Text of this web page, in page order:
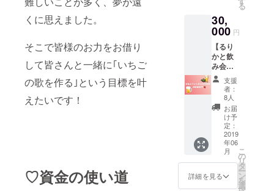
くに思えました。
そこで皆様のお力をお借り
して皆さんと一緒に｢いちご
の歌を作る｣という目標を叶
えたいです！
♡資金の使い道
場所に
ついて
の詳細
はメー
ルでお
知らせ
しま
す。
る
30,
000 円
【るり
かと飲
み会参
加券】
⚠︎6月8
19:00〜
都内予
定 ⚠︎飲
み放題
コース
別途
4000円
予定で
す。 ⚠︎
支援
者：
8人
お届
け予
定：
2019
年06
月
詳細を見る
こ
の
リ
タ
ー
ン
を
選